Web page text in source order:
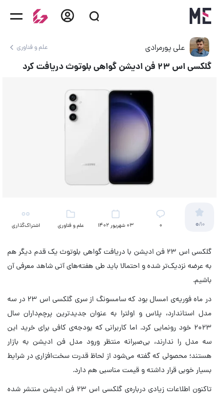
علی پورمرادی علم و فناوری
گلکسی اس ۲۳ فن ادیشن گواهی بلوتوث دریافت کرد
0/10 ۰ 03 شهریور 1402 علم و فناوری اشتراک‌گذاری
گلکسی اس ۲۳ فن ادیشن با دریافت گواهی بلوتوث یک قدم دیگر هم
به عرضه نزدیک‌تر شده و احتمالا باید طی هفته‌های آتی شاهد معرفی آن
باشیم.
در ماه فوریه‌ی امسال بود که سامسونگ از سری گلکسی اس ۲۳ در سه
مدل استاندارد، پلاس و اولترا به عنوان جدیدترین پرچم‌داران سال
۲۰۲۳ خود رونمایی کرد. اما کاربرانی که بودجه‌ی کافی برای خرید این
سه مدل را ندارند، بی‌صبرانه منتظر ورود مدل فن ادیشن به بازار
هستند؛ محصولی که گفته می‌شود از لحاظ قدرت سخت‌افزاری در شرایط
بسیار خوبی قرار داشته و قیمت مناسبی هم دارد.
تاکنون اطلاعات زیادی درباره‌ی گلکسی اس ۲۳ فن ادیشن منتشر شده